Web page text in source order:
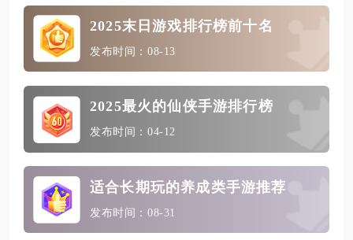
2025末日游戏排行榜前十名
发布时间：08-13
2025最火的仙侠手游排行榜
发布时间：04-12
适合长期玩的养成类手游推荐
发布时间：08-31